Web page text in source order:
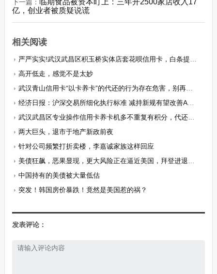
下一篇：
临期食品被资本盯上：三年开2500家店收入17
亿，创业者被质疑说谎
相关阅读
严严实实!武汉武昌区积玉桥实体店套花呗信用卡，白条提现秒到商家本市当面操作！
高开低走，感觉不是太妙
武汉青山信用卡“以卡养卡”的代还的行为存在危害，别再傻傻的“倒”卡了！
经济日报：沪深交易所细化执行标准 减持新规有望改善A股投资生态
武汉武昌区专业操作信用卡养卡机多不重复有积分，代还套花呗实体白条取现的步骤揭秘
两大巨头，退市于地产新政前夜
针对公司频繁打折卖楼，李嘉诚家族这样回应
美债狂飙，恶果显现，更大风险正在逼近美国，拜登进退两难！
中国持有的美债被大量低估
突发！韩国房价暴跌！竟然是美国惹的祸？
发表评论：